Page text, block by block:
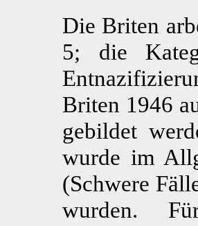
Die Briten
5; die
Briten 1946
gebildet
wurde im
(Schwere
wurden.